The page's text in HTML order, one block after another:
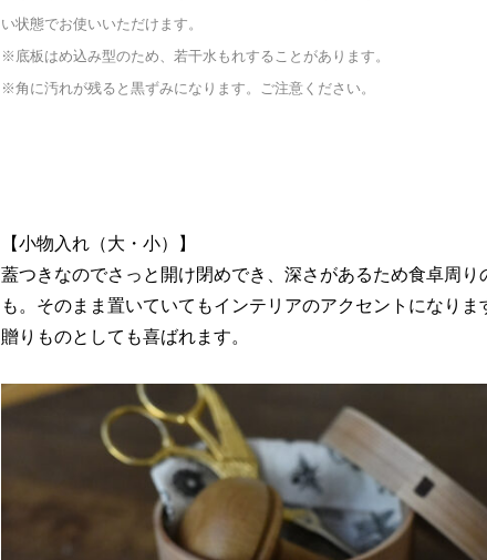
い状態でお使いいただけます。
※底板はめ込み型のため、若干水もれすることがあります。
※角に汚れが残ると黒ずみになります。ご注意ください。
【小物入れ（大・小）】
蓋つきなのでさっと開け閉めでき、深さがあるため食卓周
も。そのまま置いていてもインテリアのアクセントになりま
贈りものとしても喜ばれます。